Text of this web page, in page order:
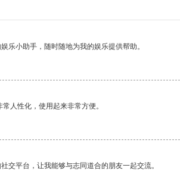
乐小助手，随时随地为我的娱乐提供帮助。
人性化，使用起来非常方便。
交平台，让我能够与志同道合的朋友一起交流。